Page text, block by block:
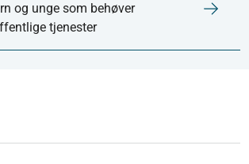
og unge som behøver
tjenester